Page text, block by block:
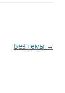
Без темы →